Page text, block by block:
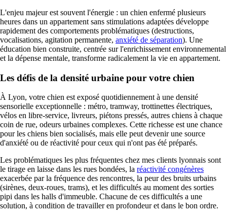
L'enjeu majeur est souvent l'énergie : un chien enfermé plusieurs
heures dans un appartement sans stimulations adaptées développe
rapidement des comportements problématiques (destructions,
vocalisations, agitation permanente, anxiété de séparation). Une
éducation bien construite, centrée sur l'enrichissement environnemental
et la dépense mentale, transforme radicalement la vie en appartement.
Les défis de la densité urbaine pour votre chien
À Lyon, votre chien est exposé quotidiennement à une densité
sensorielle exceptionnelle : métro, tramway, trottinettes électriques,
vélos en libre-service, livreurs, piétons pressés, autres chiens à chaque
coin de rue, odeurs urbaines complexes. Cette richesse est une chance
pour les chiens bien socialisés, mais elle peut devenir une source
d'anxiété ou de réactivité pour ceux qui n'ont pas été préparés.
Les problématiques les plus fréquentes chez mes clients lyonnais sont
le tirage en laisse dans les rues bondées, la réactivité congénères
exacerbée par la fréquence des rencontres, la peur des bruits urbains
(sirènes, deux-roues, trams), et les difficultés au moment des sorties
pipi dans les halls d'immeuble. Chacune de ces difficultés a une
solution, à condition de travailler en profondeur et dans le bon ordre.